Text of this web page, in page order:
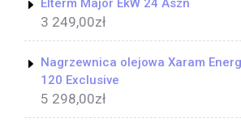
Elterm Major EkW 24 Aszn
3 249,00zł
Nagrzewnica olejowa Xaram
120 Exclusive
5 298,00zł